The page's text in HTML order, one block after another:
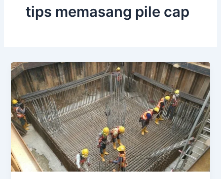
tips memasang pile cap